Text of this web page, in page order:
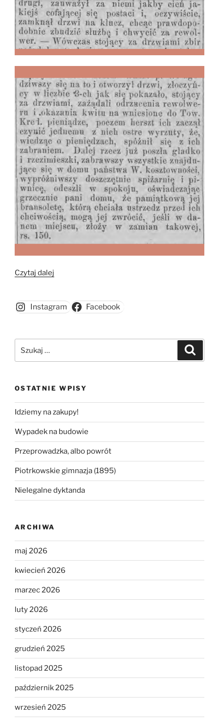
Czytaj dalej
Instagram Facebook
OSTATNIE WPISY
Idziemy na zakupy!
Wypadek na budowie
Przeprowadzka, albo powrót
Piotrkowskie gimnazja (1895)
Nielegalne dyktanda
ARCHIWA
maj 2026
kwiecień 2026
marzec 2026
luty 2026
styczeń 2026
grudzień 2025
listopad 2025
październik 2025
wrzesień 2025